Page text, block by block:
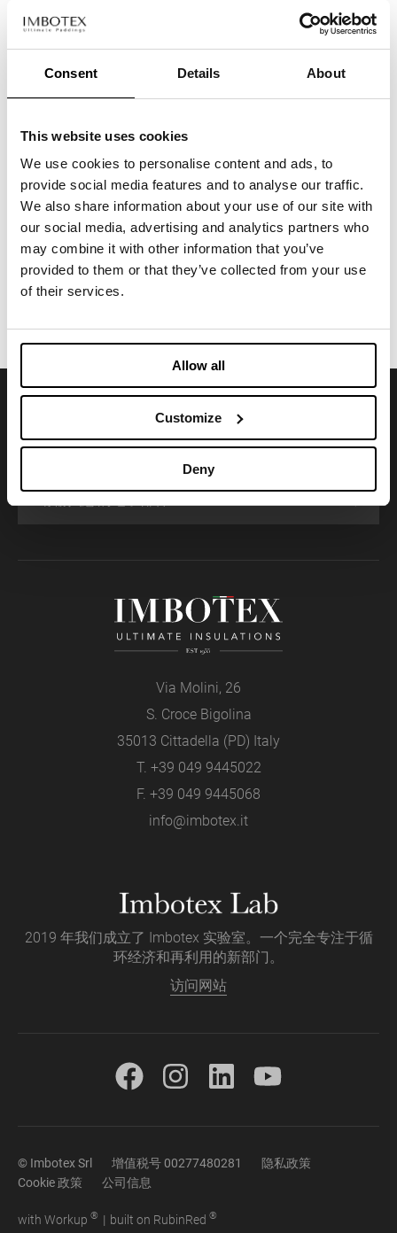
Consent Details About
This website uses cookies
We use cookies to personalise content and ads, to
provide social media features and to analyse our traffic.
We also share information about your use of our site with
our social media, advertising and analytics partners who
may combine it with other information that you’ve
provided to them or that they’ve collected from your use
of their services.
Allow all
Customize
Deny
TWINS CRB
獨特的夾層結構，熱粘合雙層，具有多種功能和
PROPAD
订阅我们的新闻通讯
了解最新新闻和即将举行的活动。
Via Molini, 26
S. Croce Bigolina
35013 Cittadella (PD) Italy
T. +39 049 9445022
F. +39 049 9445068
info@imbotex.it
2019 年我们成立了 Imbotex 实验室。一个完全专注于循
环经济和再利用的新部门。
访问网站
© Imbotex Srl 增值税号 00277480281
隐私政策
Cookie 政策
公司信息
with Workup ® | built on RubinRed ®